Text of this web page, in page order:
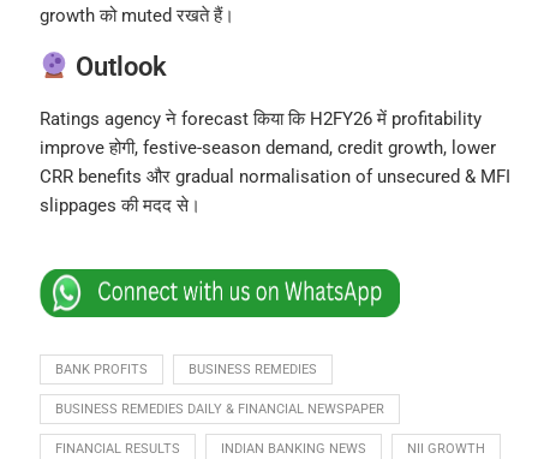
growth को muted रखते हैं।
Outlook
Ratings agency ने forecast किया कि H2FY26 में profitability
improve होगी, festive-season demand, credit growth, lower
CRR benefits और gradual normalisation of unsecured & MFI
slippages की मदद से।
BANK PROFITS BUSINESS REMEDIES
BUSINESS REMEDIES DAILY & FINANCIAL NEWSPAPER
FINANCIAL RESULTS INDIAN BANKING NEWS NII GROWTH